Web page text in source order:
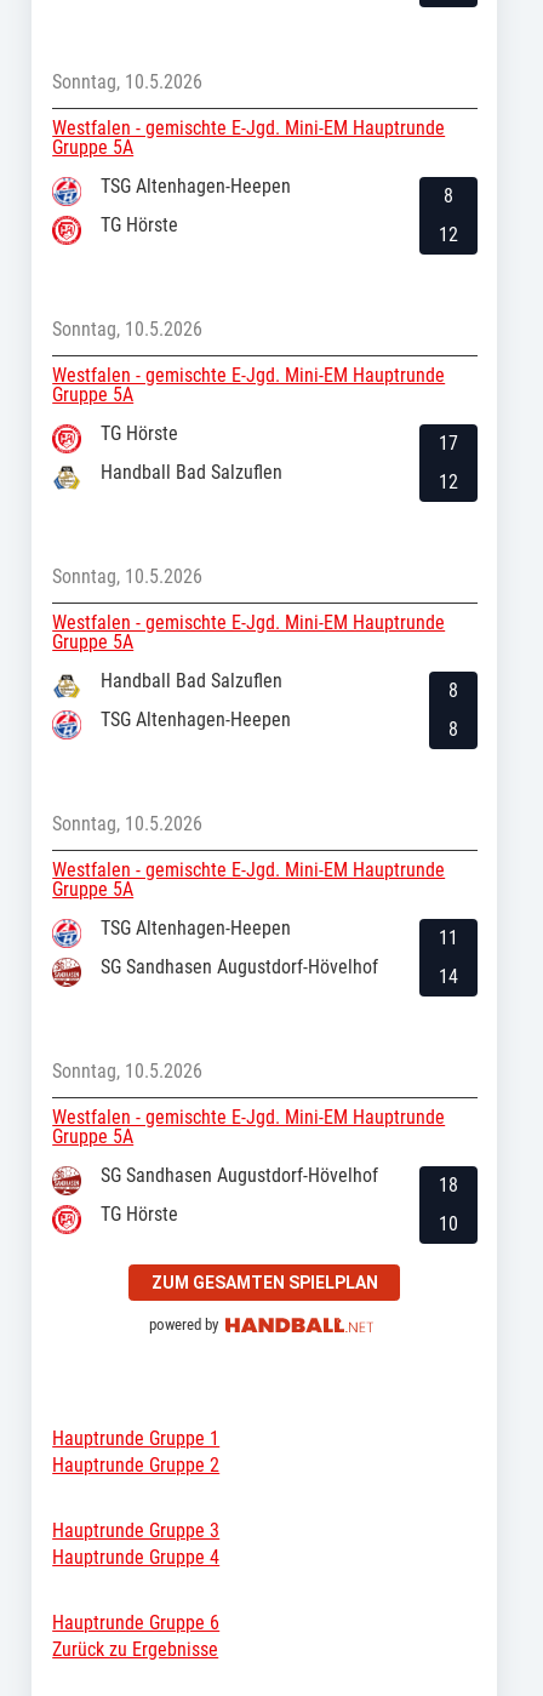
Sonntag, 10.5.2026
Westfalen - gemischte E-Jgd. Mini-EM Hauptrunde
Gruppe 5A
TSG Altenhagen-Heepen
TG Hörste
8
12
Sonntag, 10.5.2026
Westfalen - gemischte E-Jgd. Mini-EM Hauptrunde
Gruppe 5A
TG Hörste
Handball Bad Salzuflen
17
12
Sonntag, 10.5.2026
Westfalen - gemischte E-Jgd. Mini-EM Hauptrunde
Gruppe 5A
Handball Bad Salzuflen
TSG Altenhagen-Heepen
8
8
Sonntag, 10.5.2026
Westfalen - gemischte E-Jgd. Mini-EM Hauptrunde
Gruppe 5A
TSG Altenhagen-Heepen
SG Sandhasen Augustdorf-Hövelhof
11
14
Sonntag, 10.5.2026
Westfalen - gemischte E-Jgd. Mini-EM Hauptrunde
Gruppe 5A
SG Sandhasen Augustdorf-Hövelhof
TG Hörste
18
10
ZUM GESAMTEN SPIELPLAN
powered by
Hauptrunde Gruppe 1
Hauptrunde Gruppe 2
Hauptrunde Gruppe 3
Hauptrunde Gruppe 4
Hauptrunde Gruppe 6
Zurück zu Ergebnisse